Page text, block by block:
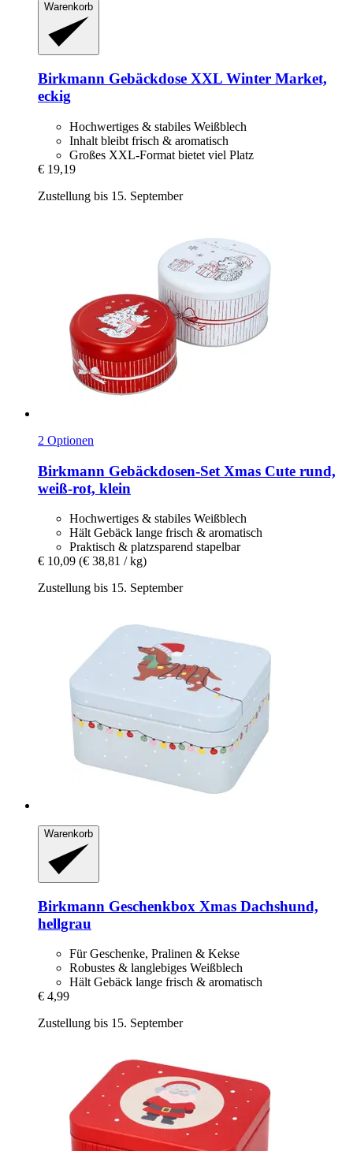
Warenkorb
Birkmann Gebäckdose XXL Winter Market,
eckig
Hochwertiges & stabiles Weißblech
Inhalt bleibt frisch & aromatisch
Großes XXL-Format bietet viel Platz
€ 19,19
Zustellung bis 15. September
2 Optionen
Birkmann Gebäckdosen-​Set Xmas Cute rund,
weiß-​rot, klein
Hochwertiges & stabiles Weißblech
Hält Gebäck lange frisch & aromatisch
Praktisch & platzsparend stapelbar
€ 10,09 (€ 38,81 / kg)
Zustellung bis 15. September
Warenkorb
Birkmann Geschenkbox Xmas Dachshund,
hellgrau
Für Geschenke, Pralinen & Kekse
Robustes & langlebiges Weißblech
Hält Gebäck lange frisch & aromatisch
€ 4,99
Zustellung bis 15. September